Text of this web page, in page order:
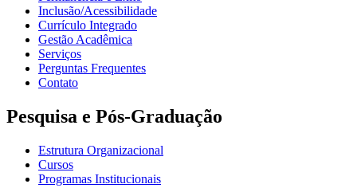
Inclusão/Acessibilidade
Currículo Integrado
Gestão Acadêmica
Serviços
Perguntas Frequentes
Contato
Pesquisa e Pós-Graduação
Estrutura Organizacional
Cursos
Programas Institucionais